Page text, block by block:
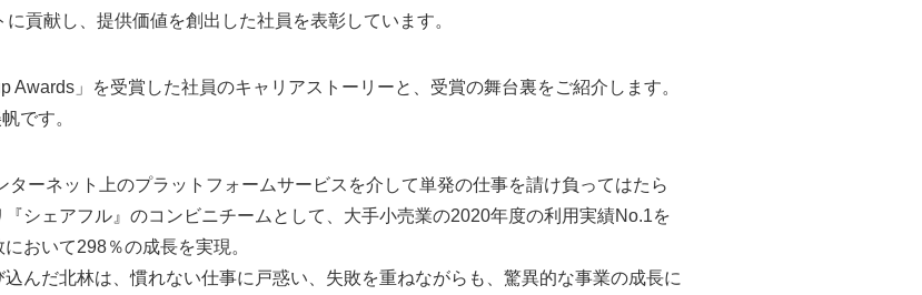
貢献し、提供価値を創出した社員を表彰しています。
Awards」を受賞した社員のキャリアストーリーと、受賞の舞台裏をご紹介します。
です。
ーネット上のプラットフォームサービスを介して単発の仕事を請け負ってはたら
シェアフル』のコンビニチームとして、大手小売業の2020年度の利用実績No.1を
おいて298％の成長を実現。
んだ北林は、慣れない仕事に戸惑い、失敗を重ねながらも、驚異的な事業の成長に